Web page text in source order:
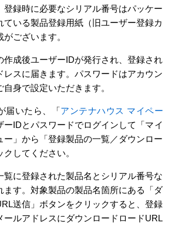
登録時に必要なシリアル番号はパッケー
ている製品登録用紙（旧ユーザー登録カ
ございます。
作成後ユーザーIDが発行され、登録され
レスに届きます。パスワードはアカウン
自身で設定いただきます。
届いたら、「アンテナハウス マイペー
ーIDとパスワードでログインして「マイ
ー」から「登録製品の一覧／ダウンロー
クしてください。
覧に登録された製品名とシリアル番号な
ます。対象製品の製品名箇所にある「ダ
送信」ボタンをクリックすると、登録
ールアドレスにダウンロードロードURL